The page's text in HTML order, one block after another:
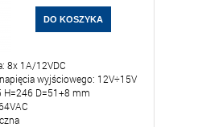
8x 1A/12VDC
wyjściowego: 12V÷15V
H=246 D=51+8 mm